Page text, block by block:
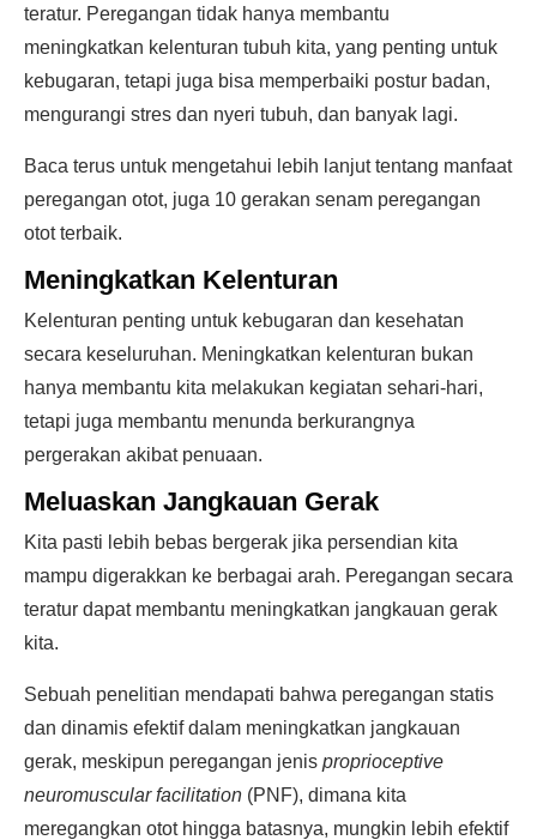
teratur. Peregangan tidak hanya membantu
meningkatkan kelenturan tubuh kita, yang penting untuk
kebugaran, tetapi juga bisa memperbaiki postur badan,
mengurangi stres dan nyeri tubuh, dan banyak lagi.
Baca terus untuk mengetahui lebih lanjut tentang manfaat
peregangan otot, juga 10 gerakan senam peregangan
otot terbaik.
Meningkatkan Kelenturan
Kelenturan penting untuk kebugaran dan kesehatan
secara keseluruhan. Meningkatkan kelenturan bukan
hanya membantu kita melakukan kegiatan sehari-hari,
tetapi juga membantu menunda berkurangnya
pergerakan akibat penuaan.
Meluaskan Jangkauan Gerak
Kita pasti lebih bebas bergerak jika persendian kita
mampu digerakkan ke berbagai arah. Peregangan secara
teratur dapat membantu meningkatkan jangkauan gerak
kita.
Sebuah penelitian mendapati bahwa peregangan statis
dan dinamis efektif dalam meningkatkan jangkauan
gerak, meskipun peregangan jenis proprioceptive
neuromuscular facilitation (PNF), dimana kita
meregangkan otot hingga batasnya, mungkin lebih efektif